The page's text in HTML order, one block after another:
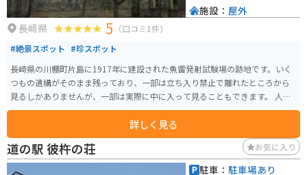
長崎県 5 （口コミ1件）
#絶景スポット #珍スポット
長崎県の川棚町片島に1917年に建設された魚雷発射試験場の跡地です。いく
つもの遺構がそのまま残っており、一部は立ち入り禁止で離れたところから
見るしかありませんが、一部は実際に中に入って見ることもできます。 人が
来ることは滅多にないので、静かな中ゆっくりと戦争当時に思いを馳せるこ
から歩いてすぐなのでアクセスも非常に良いです。無料で手軽に戦争遺構を
見ることができるオススメスポットです。
詳しく見る
施設： 屋外
道の駅 彼杵の荘 お気に入り
駐車： 駐車場あり